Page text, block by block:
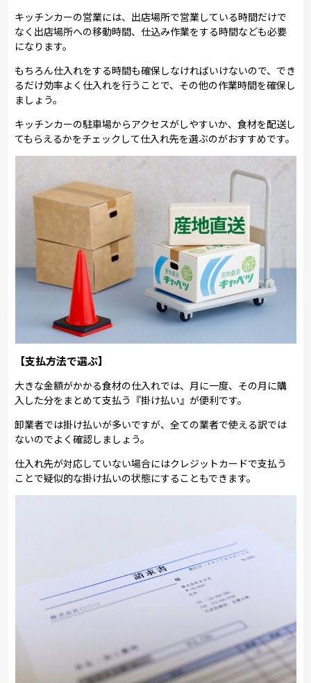
キッチンカーの営業には、出店場所で営業している時間だけで
なく出店場所への移動時間、仕込み作業をする時間なども必要
になります。
もちろん仕入れをする時間も確保しなければいけないので、でき
るだけ効率よく仕入れを行うことで、その他の作業時間を確保し
ましょう。
キッチンカーの駐車場からアクセスがしやすいか、食材を配送し
てもらえるかをチェックして仕入れ先を選ぶのがおすすめです。
【支払方法で選ぶ】
大きな金額がかかる食材の仕入れでは、月に一度、その月に購
入した分をまとめて支払う『掛け払い』が便利です。
卸業者では掛け払いが多いですが、全ての業者で使える訳では
ないのでよく確認しましょう。
仕入れ先が対応していない場合にはクレジットカードで支払う
ことで疑似的な掛け払いの状態にすることもできます。